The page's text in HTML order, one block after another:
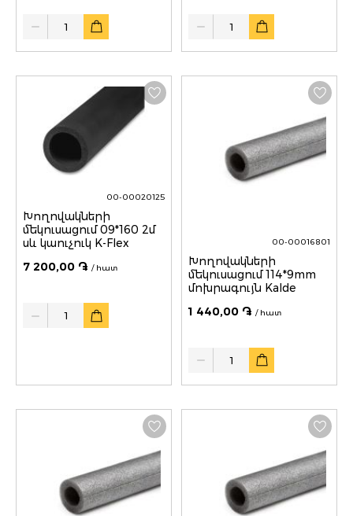
Quantity Quantity
00-00020125
Խողովակների
մեկուսացում 09*160 2մ
սև կաուչուկ K-Flex
7 200,00 ֏ / հատ
00-00016801
Խողովակների
մեկուսացում 114*9mm
մոխրագույն Kalde
1 440,00 ֏ / հատ
Quantity